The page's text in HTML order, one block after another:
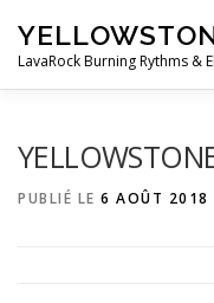
contenu
LavaRock Burning Rythms &
PUBLIÉ LE 6 AOÛT 2018